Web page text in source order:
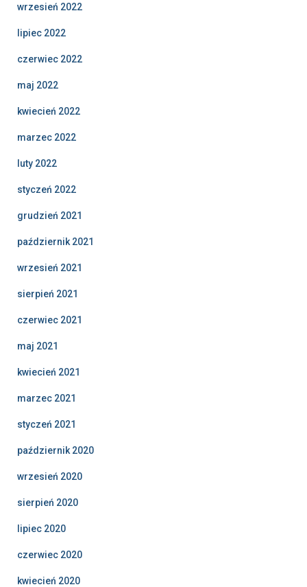
wrzesień 2022
lipiec 2022
czerwiec 2022
maj 2022
kwiecień 2022
marzec 2022
luty 2022
styczeń 2022
grudzień 2021
październik 2021
wrzesień 2021
sierpień 2021
czerwiec 2021
maj 2021
kwiecień 2021
marzec 2021
styczeń 2021
październik 2020
wrzesień 2020
sierpień 2020
lipiec 2020
czerwiec 2020
kwiecień 2020